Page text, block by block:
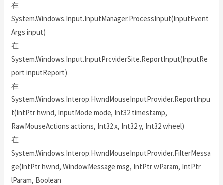
在
System.Windows.Input.InputManager.ProcessInput(InputEvent
Args input)
在
System.Windows.Input.InputProviderSite.ReportInput(InputRe
port inputReport)
在
System.Windows.Interop.HwndMouseInputProvider.ReportInpu
t(IntPtr hwnd, InputMode mode, Int32 timestamp,
RawMouseActions actions, Int32 x, Int32 y, Int32 wheel)
在
System.Windows.Interop.HwndMouseInputProvider.FilterMessa
ge(IntPtr hwnd, WindowMessage msg, IntPtr wParam, IntPtr
lParam, Boolean